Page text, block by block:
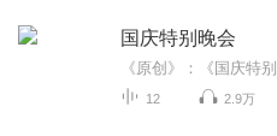
国庆特别晚会
12 2.9万